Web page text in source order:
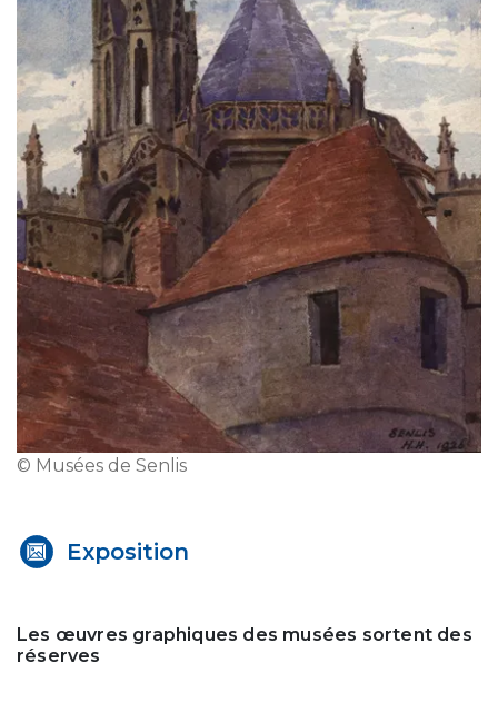
© Musées de Senlis
Exposition
Les œuvres graphiques des musées sortent des
réserves